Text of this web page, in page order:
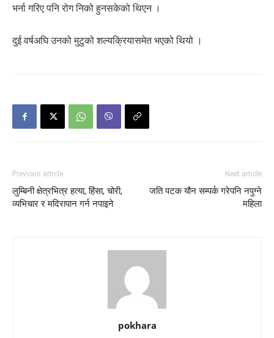
भर्ना गरिए पनि रोग निको हुनसकेको थिएन ।
दुई वर्षअघि उनको मुटुको शल्यक्रियासमेत भएको थियो ।
Previous article
लुम्बिनी क्षेत्रभित्र हत्या, हिंसा, चोरी,
व्यभिचार र मदिरापान गर्न नपाइने
Next article
जति पटक यौन सम्पर्क गरेपनि नपुग्ने
महिला
pokhara